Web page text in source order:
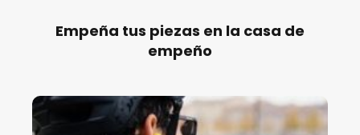
Empeña tus piezas en la casa de
empeño